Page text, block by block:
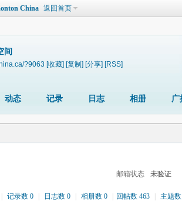
China 返回首页
间
?9063 [收藏] [复制] [分享] [RSS]
动态 记录 日志 相册 广
邮箱状态 未验证
记录数 0 日志数 0 相册数 0 回帖数 463 主题